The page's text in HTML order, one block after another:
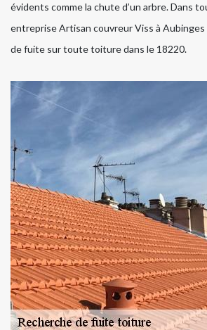
évidents comme la chute d’un arbre. Dans
entreprise Artisan couvreur Viss à Aubinges
de fuite sur toute toiture dans le 18220.